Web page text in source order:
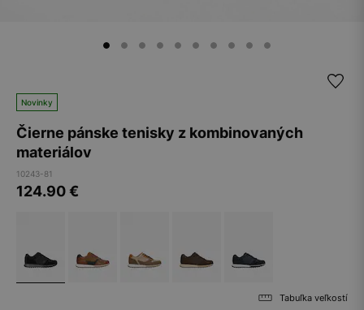
Novinky
Čierne pánske tenisky z kombinovaných
materiálov
10243-81
124.90€
Tabuľka veľkostí